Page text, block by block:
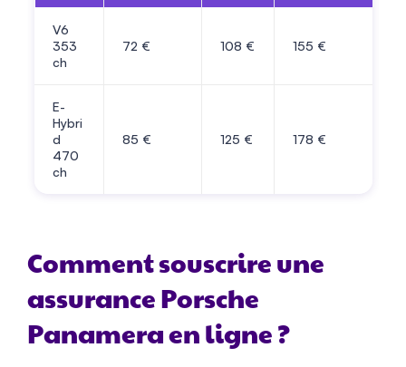
V6
353
ch
72 € 108 € 155 €
E-
Hybri
d
470
ch
85 € 125 € 178 €
Comment souscrire une
assurance Porsche
Panamera en ligne ?